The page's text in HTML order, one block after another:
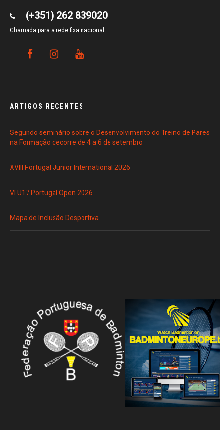
(+351) 262 839020
Chamada para a rede fixa nacional
ARTIGOS RECENTES
Segundo seminário sobre o Desenvolvimento do Treino de Pares
na Formação decorre de 4 a 6 de setembro
XVIII Portugal Junior International 2026
VI U17 Portugal Open 2026
Mapa de Inclusão Desportiva